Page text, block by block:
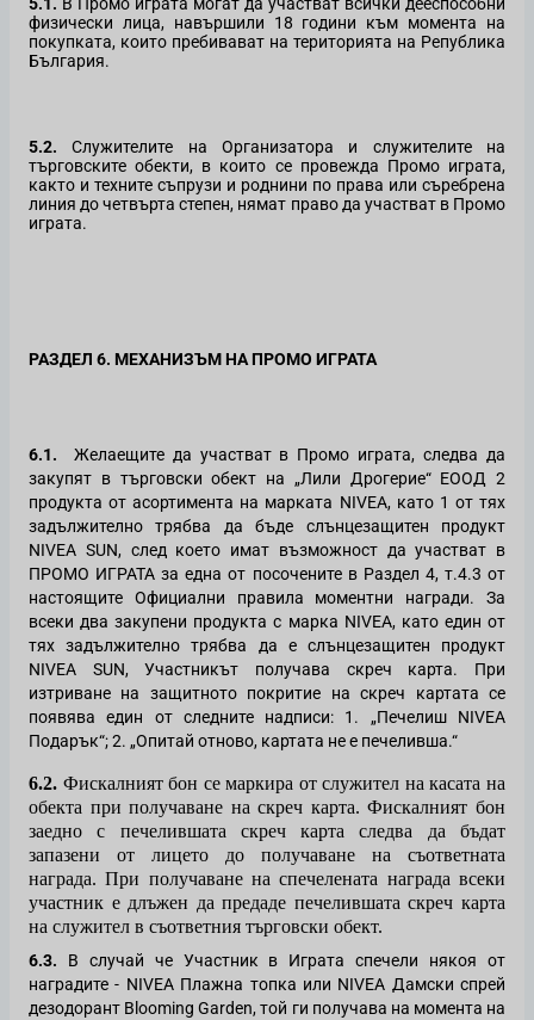
5.1. В Промо играта могат да участват всички дееспособни
физически лица, навършили 18 години към момента на
покупката, които пребивават на територията на Република
България.
5.2.Служителите на Организатора и служителите на
търговските обекти, в които се провежда Промо играта,
както и техните съпрузи и роднини по права или съребрена
линия до четвърта степен, нямат право да участват в Промо
играта.
РАЗДЕЛ 6. МЕХАНИЗЪМ НА ПРОМО ИГРАТА
6.1.
Желаещите да участват в Промо играта, следва да
закупят в търговски обект на „Лили Дрогерие“ ЕООД 2
продукта от асортимента на марката NIVEA, като 1 от тях
задължително трябва да бъде слънцезащитен продукт
NIVEA SUN, след което имат възможност да участват в
ПРОМО ИГРАТА за една от посочените в Раздел 4, т.4.3 от
настоящите Официални правила моментни награди. За
всеки два закупени продукта с марка NIVEA, като един от
тях задължително трябва да е слънцезащитен продукт
NIVEA SUN, Участникът получава скреч карта. При
изтриване на защитното покритие на скреч картата се
появява един от следните надписи: 1. „Печелиш NIVEA
Подарък“; 2. „Опитай отново, картата не е печеливша.“
6.2. Фискалният бон се маркира от служител на касата на
обекта при получаване на скреч карта. Фискалният бон
заедно с печелившата скреч карта следва да бъдат
запазени от лицето до получаване на съответната
награда. При получаване на спечелената награда всеки
участник е длъжен да предаде печелившата скреч карта
на служител в съответния търговски обект.
6.3. В случай че Участник в Играта спечели някоя от
наградите - NIVEA Плажна топка или NIVEA Дамски спрей
дезодорант Blooming Garden, той ги получава на момента на